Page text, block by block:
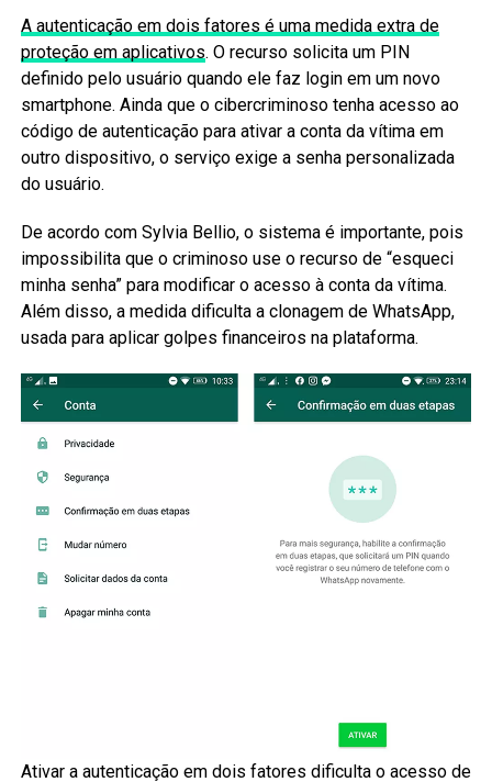
A autenticação em dois fatores é uma medida extra de
proteção em aplicativos. O recurso solicita um PIN
definido pelo usuário quando ele faz login em um novo
smartphone. Ainda que o cibercriminoso tenha acesso ao
código de autenticação para ativar a conta da vítima em
outro dispositivo, o serviço exige a senha personalizada
do usuário.
De acordo com Sylvia Bellio, o sistema é importante, pois
impossibilita que o criminoso use o recurso de “esqueci
minha senha” para modificar o acesso à conta da vítima.
Além disso, a medida dificulta a clonagem de WhatsApp,
usada para aplicar golpes financeiros na plataforma.
Ativar a autenticação em dois fatores dificulta o acesso de